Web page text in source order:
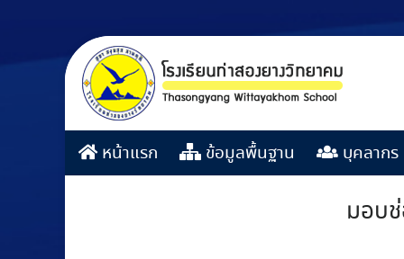
หน้าแรก ข้อมูลพื้นฐาน บุคลากร
มอบ